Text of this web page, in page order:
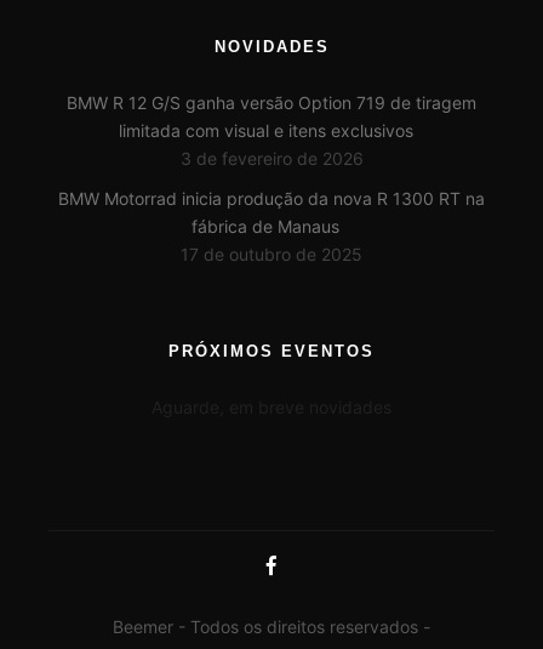
NOVIDADES
BMW R 12 G/S ganha versão Option 719 de tiragem
limitada com visual e itens exclusivos
3 de fevereiro de 2026
BMW Motorrad inicia produção da nova R 1300 RT na
fábrica de Manaus
17 de outubro de 2025
PRÓXIMOS EVENTOS
Beemer - Todos os direitos reservados -